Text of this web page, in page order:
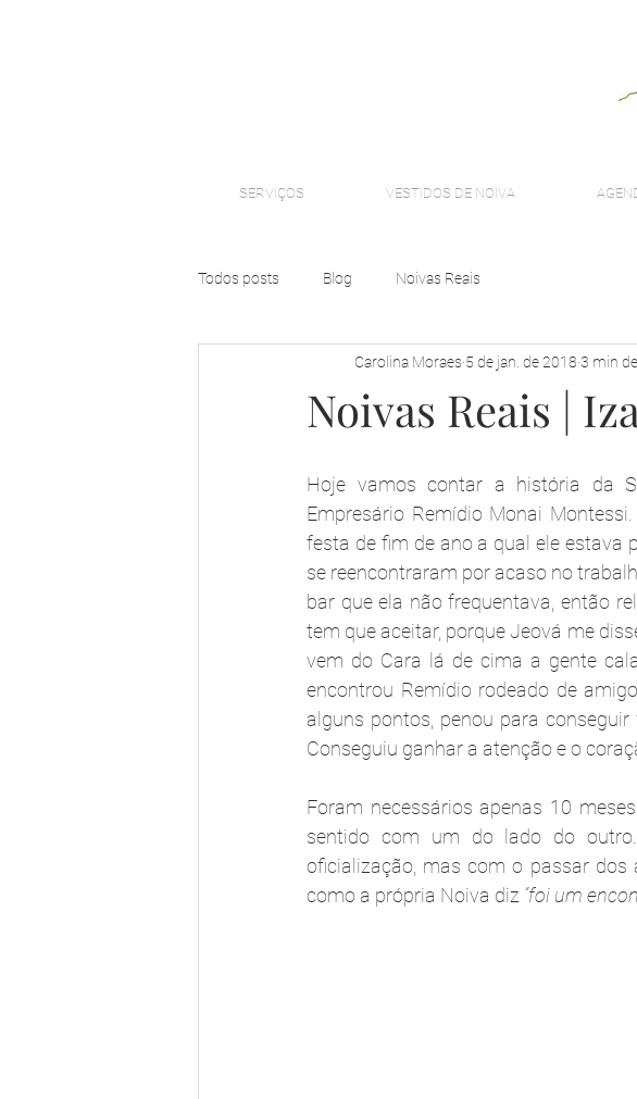
SERVIÇOS VESTIDOS DE NOIVA
Todos posts Blog Noivas Reais
Noivas Reais |
Carolina Moraes 5 de jan. de 2018 3 min
Hoje vamos contar a história da
Empresário Remídio Monai
festa de fim de ano a qual ele estava
se reencontraram por acaso no
bar que ela não frequentava, então
tem que aceitar, porque Jeová me
vem do Cara lá de cima a gente
encontrou Remídio rodeado de
alguns pontos, penou para
Conseguiu ganhar a atenção e o
Foram necessários apenas 10
sentido com um do lado do
oficialização, mas com o passar dos
como a própria Noiva diz “foi um